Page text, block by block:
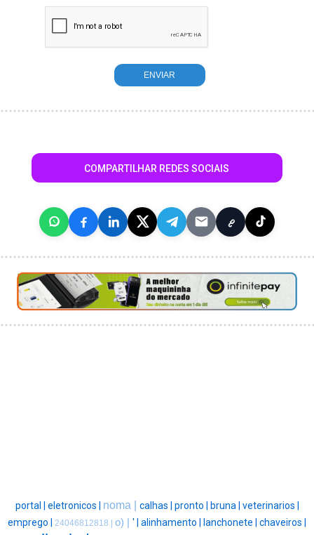
COMPARTILHAR REDES SOCIAIS
portal | eletronicos | noma | calhas | pronto | bruna | veterinarios |
emprego | 24046812818 | o) | ' | alinhamento | lanchonete | chaveiros |